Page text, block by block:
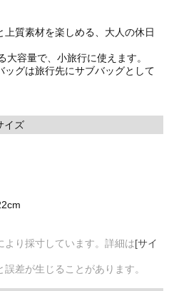
質素材を楽しめる、大人の休日
容量で、小旅行に使えます。
ッグは旅行先にサブバッグとして
イズ
り採寸しています。詳細は[サイ
差が生じることがあります。